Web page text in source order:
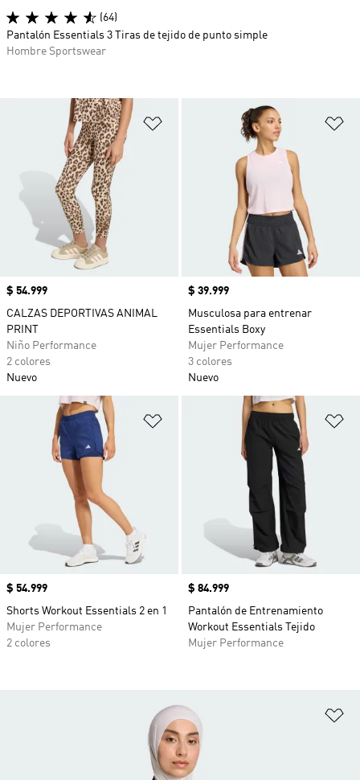
Añadir a la lista de deseos
Precio
$ 54.999
CALZAS DEPORTIVAS ANIMAL
PRINT
Niño Performance
2 colores
Nuevo
Precio
$ 39.999
Musculosa para entrenar
Essentials Boxy
Mujer Performance
3 colores
Nuevo
Añadir a la lista de deseos
Precio
$ 54.999
Shorts Workout Essentials 2 en 1
Mujer Performance
2 colores
Precio
$ 84.999
Pantalón de Entrenamiento
Workout Essentials Tejido
Mujer Performance
(64)
Pantalón Essentials 3 Tiras de tejido de punto simple
Hombre Sportswear